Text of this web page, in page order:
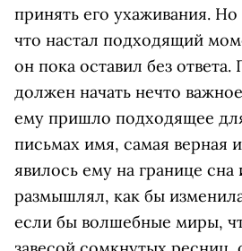
принять его ухаживания.
что настал подходящий
он пока оставил без
должен начать нечто
ему пришло подходящее
письмах имя, самая верная
явилось ему на границе сна
размышлял, как бы
если бы волшебные миры,